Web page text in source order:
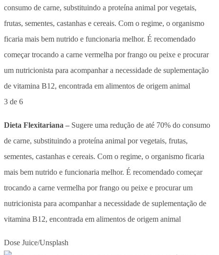
3 de 6
Dieta Flexitariana – Sugere uma redução de até 70% do consumo
de carne, substituindo a proteína animal por vegetais, frutas,
sementes, castanhas e cereais. Com o regime, o organismo ficaria
mais bem nutrido e funcionaria melhor. É recomendado começar
trocando a carne vermelha por frango ou peixe e procurar um
nutricionista para acompanhar a necessidade de suplementação de
vitamina B12, encontrada em alimentos de origem animal
Dose Juice/Unsplash